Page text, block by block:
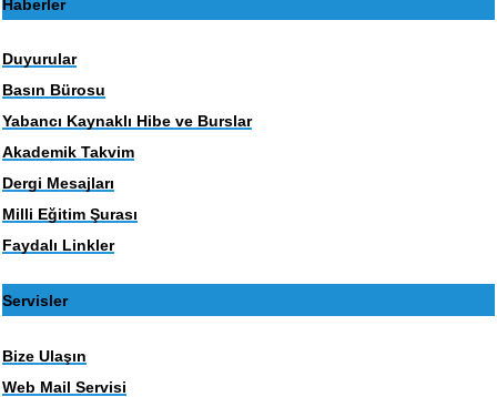
Haberler
Duyurular
Basın Bürosu
Yabancı Kaynaklı Hibe ve Burslar
Akademik Takvim
Dergi Mesajları
Milli Eğitim Şurası
Faydalı Linkler
Servisler
Bize Ulaşın
Web Mail Servisi